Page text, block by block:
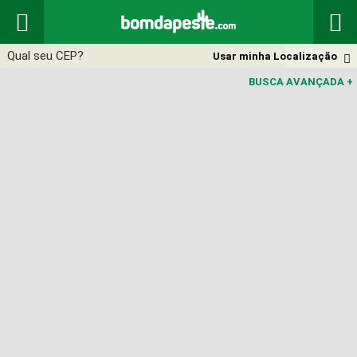
 

Usar minha Localização
BUSCA AVANÇADA +